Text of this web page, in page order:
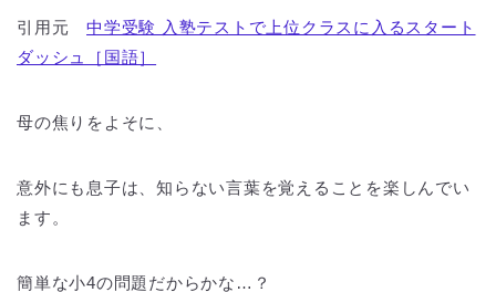
引用元中学受験 入塾テストで上位クラスに入るスタート
ダッシュ［国語］
母の焦りをよそに、
意外にも息子は、知らない言葉を覚えることを楽しんでい
ます。
簡単な小4の問題だからかな…？